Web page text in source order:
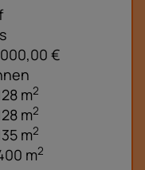
€
m2
m2
m2
m2